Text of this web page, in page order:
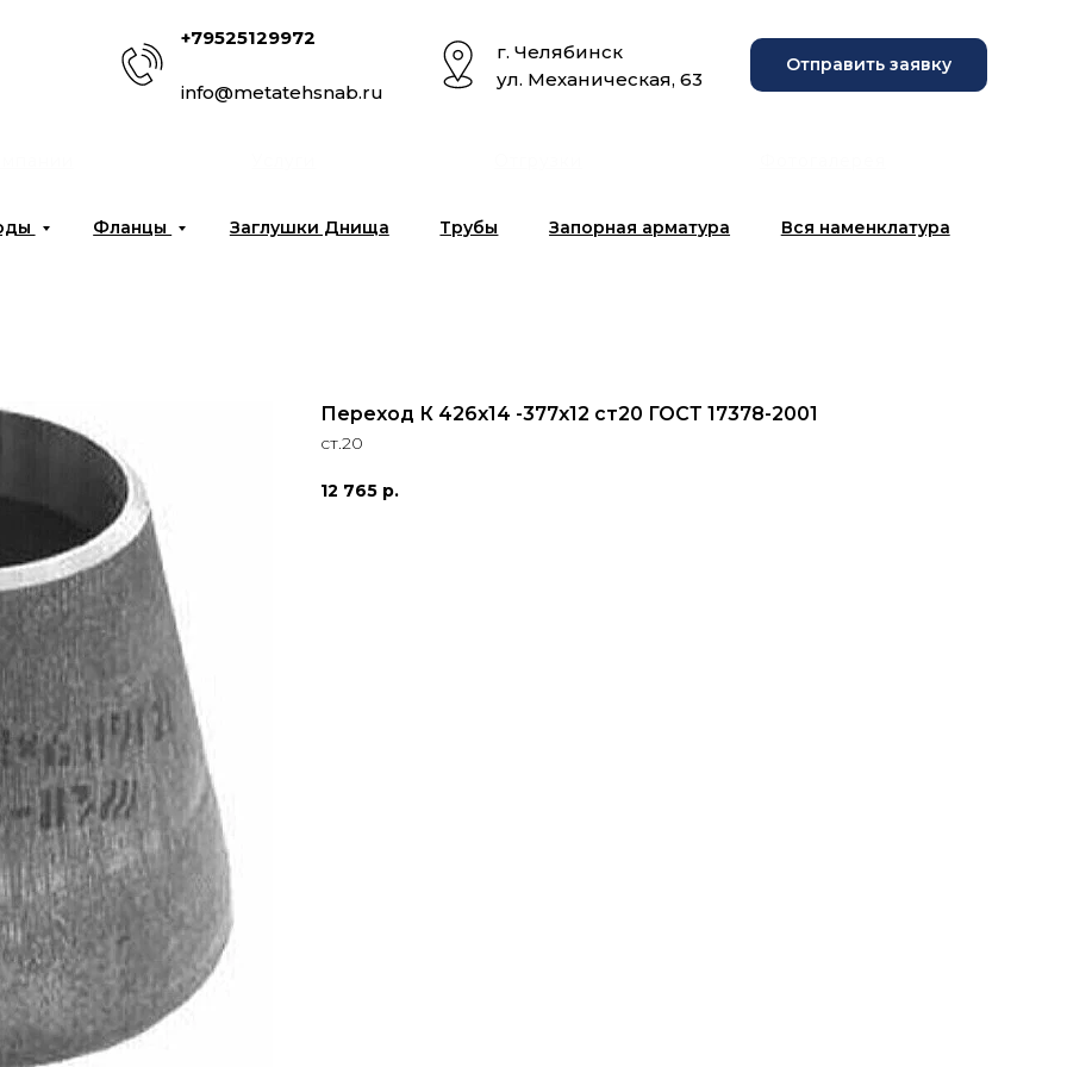
+79525129972
info@metatehsnab.ru
г. Челябинск
ул. Механическая, 63
Отправить заявку
Фланцы Заглушки Днища Трубы Запорная арматура Вся наменклатура
Переход К 426x14 -377x12 ст20 ГОСТ 17378-2001
ст.20
12 765 р.